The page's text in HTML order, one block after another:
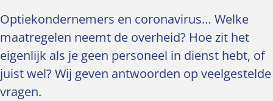
Optiekondernemers en coronavirus… Welke
maatregelen neemt de overheid? Hoe zit het
eigenlijk als je geen personeel in dienst hebt, of
juist wel? Wij geven antwoorden op veelgestelde
vragen.